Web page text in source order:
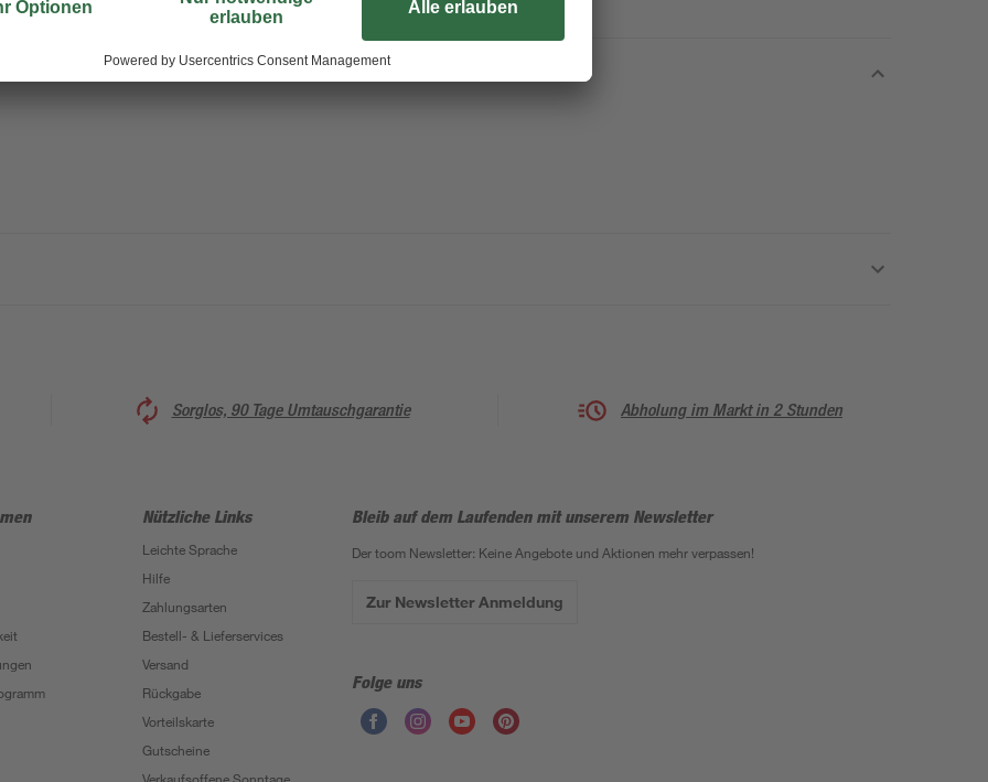
Sorglos, 90 Tage Umtauschgarantie Abholung im Markt in 2 Stunden
Nützliche Links
Leichte Sprache
Hilfe
Zahlungsarten
Bestell- & Lieferservices
Versand
Rückgabe
Vorteilskarte
Gutscheine
Bleib auf dem Laufenden mit unserem Newsletter
Der toom Newsletter: Keine Angebote und Aktionen mehr verpassen!
Zur Newsletter Anmeldung
Folge uns